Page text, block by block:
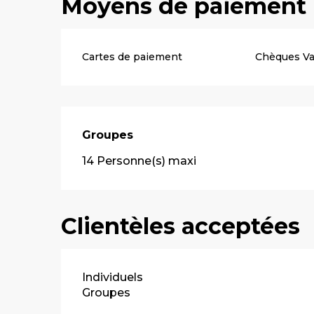
Moyens de paiement
Cartes de paiement Chèques
Groupes
Groupes
14 Personne(s) maxi
Clientèles acceptées
Individuels
Groupes